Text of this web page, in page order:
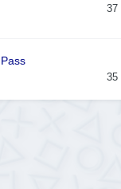
37
35